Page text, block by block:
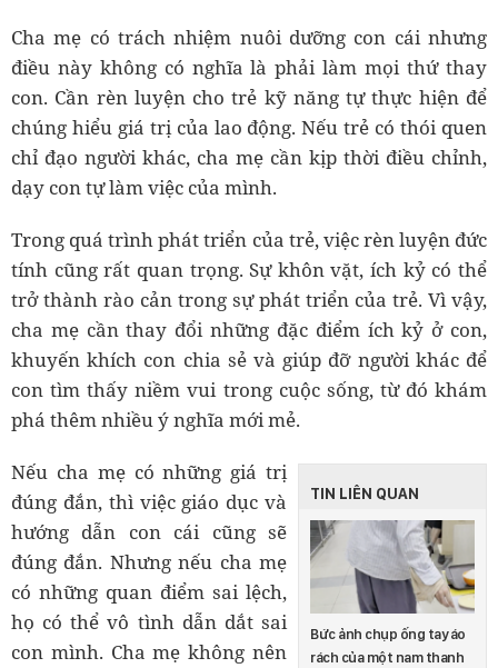
Cha mẹ có trách nhiệm nuôi dưỡng con cái nhưng
điều này không có nghĩa là phải làm mọi thứ thay
con. Cần rèn luyện cho trẻ kỹ năng tự thực hiện để
chúng hiểu giá trị của lao động. Nếu trẻ có thói quen
chỉ đạo người khác, cha mẹ cần kịp thời điều chỉnh,
dạy con tự làm việc của mình.
Trong quá trình phát triển của trẻ, việc rèn luyện đức
tính cũng rất quan trọng. Sự khôn vặt, ích kỷ có thể
trở thành rào cản trong sự phát triển của trẻ. Vì vậy,
cha mẹ cần thay đổi những đặc điểm ích kỷ ở con,
khuyến khích con chia sẻ và giúp đỡ người khác để
con tìm thấy niềm vui trong cuộc sống, từ đó khám
phá thêm nhiều ý nghĩa mới mẻ.
TIN LIÊN QUAN
Bức ảnh chụp ống tay áo
rách của một nam thanh
Nếu cha mẹ có những giá trị
đúng đắn, thì việc giáo dục và
hướng dẫn con cái cũng sẽ
đúng đắn. Nhưng nếu cha mẹ
có những quan điểm sai lệch,
họ có thể vô tình dẫn dắt sai
con mình. Cha mẹ không nên